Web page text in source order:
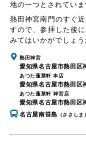
地の一つとされていま
熱田神宮南門のすぐ
すので、参拝した後
みてはいかがでしょう
熱田神宮
愛知県名古屋市熱田区
あつた蓬莱軒 本店
愛知県名古屋市熱田区
あつた蓬莱軒 神宮店
愛知県名古屋市熱田区
名古屋南笹島 （ささしま）